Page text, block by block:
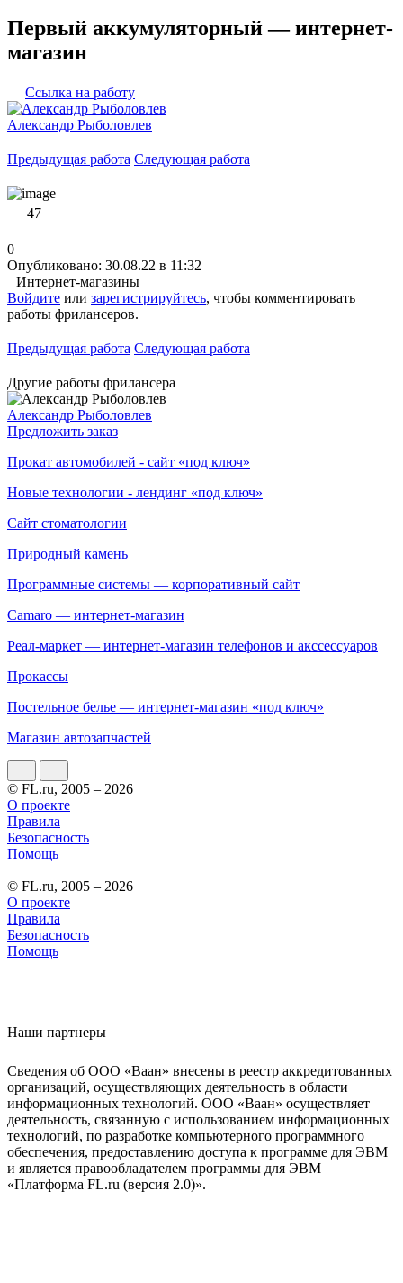
Первый аккумуляторный — интернет-
магазин
Ссылка на работу
Александр Рыболовлев
Предыдущая работа Следующая работа
47
0
Опубликовано: 30.08.22 в 11:32
Интернет-магазины
Войдите или зарегистрируйтесь, чтобы комментировать
работы фрилансеров.
Предыдущая работа Следующая работа
Другие работы фрилансера
Александр Рыболовлев
Предложить заказ
Прокат автомобилей - сайт «под ключ»
Новые технологии - лендинг «под ключ»
Сайт стоматологии
Природный камень
Программные системы — корпоративный сайт
Camaro — интернет-магазин
Реал-маркет — интернет-магазин телефонов и акссессуаров
Прокассы
Постельное белье — интернет-магазин «под ключ»
Магазин автозапчастей
© FL.ru, 2005 – 2026
О проекте
Правила
Безопасность
Помощь
© FL.ru, 2005 – 2026
О проекте
Правила
Безопасность
Помощь
Наши партнеры
Сведения об ООО «Ваан» внесены в реестр аккредитованных
организаций, осуществляющих деятельность в области
информационных технологий. ООО «Ваан» осуществляет
деятельность, связанную с использованием информационных
технологий, по разработке компьютерного программного
обеспечения, предоставлению доступа к программе для ЭВМ
и является правообладателем программы для ЭВМ
«Платформа FL.ru (версия 2.0)».